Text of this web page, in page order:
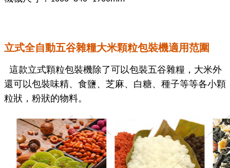
立式全自動五谷雜糧大米顆粒包裝機適用范圍
這款立式顆粒包裝機除了可以包裝五谷雜糧，大米外
還可以包裝味精、食鹽、芝麻、白糖、種子等等各小顆
粒狀，粉狀的物料。